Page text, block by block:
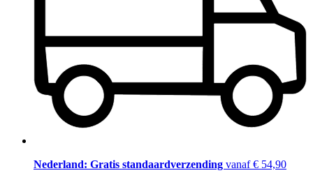
Nederland: Gratis standaardverzending vanaf € 54,90